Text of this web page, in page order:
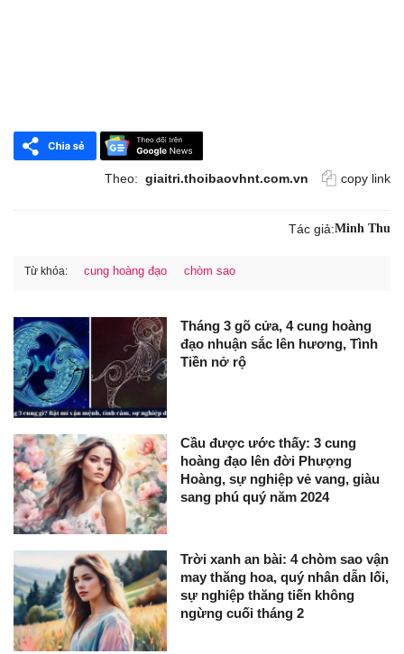
Theo: giaitri.thoibaovhnt.com.vn copy link
Tác giả:Minh Thu
Từ khóa: cung hoàng đạo chòm sao
Tháng 3 gõ cửa, 4 cung hoàng
đạo nhuận sắc lên hương, Tình
Tiền nở rộ
Cầu được ước thấy: 3 cung
hoàng đạo lên đời Phượng
Hoàng, sự nghiệp vẻ vang, giàu
sang phú quý năm 2024
Trời xanh an bài: 4 chòm sao vận
may thăng hoa, quý nhân dẫn lối,
sự nghiệp thăng tiến không
ngừng cuối tháng 2